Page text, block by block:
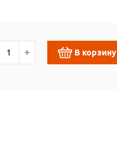
+ В корзину